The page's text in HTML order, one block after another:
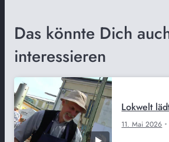
Das könnte Dich
interessieren
11. Mai 2026
Lokwelt